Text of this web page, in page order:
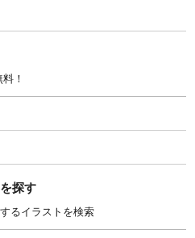
！
探す
るイラストを検索